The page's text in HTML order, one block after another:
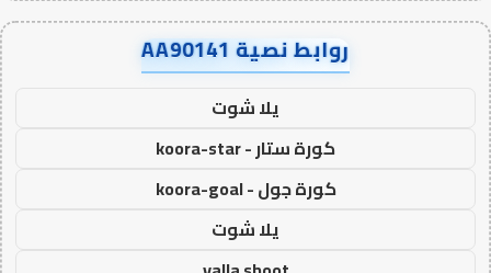
روابط نصية AA90141
يلا شوت
كورة ستار - koora-star
كورة جول - koora-goal
يلا شوت